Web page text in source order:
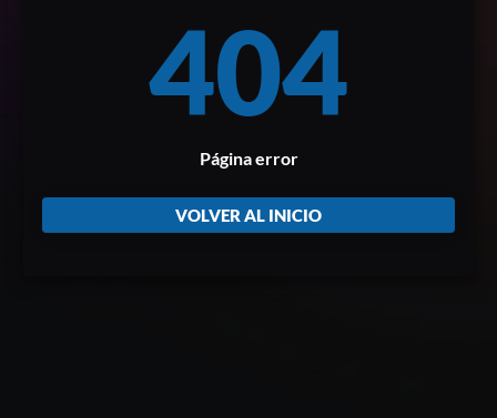
404
Página error
VOLVER AL INICIO